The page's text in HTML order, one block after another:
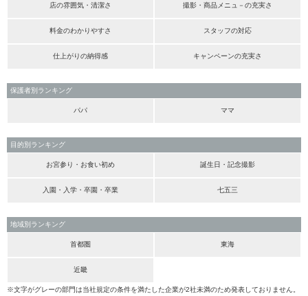
店の雰囲気・清潔さ 撮影・商品メニュ－の充実さ
料金のわかりやすさ スタッフの対応
仕上がりの納得感 キャンペーンの充実さ
保護者別ランキング
パパ ママ
目的別ランキング
お宮参り・お食い初め 誕生日・記念撮影
入園・入学・卒園・卒業 七五三
地域別ランキング
首都圏 東海
近畿
※文字がグレーの部門は当社規定の条件を満たした企業が2社未満のため発表しておりません。